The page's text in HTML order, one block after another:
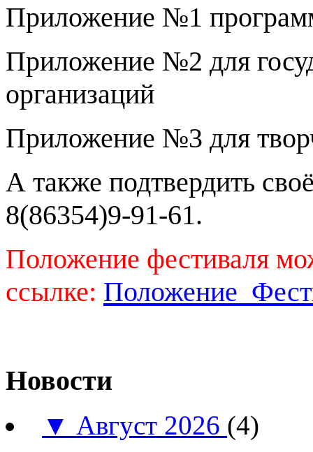
Приложение №1
Приложение №2 для
организаций
Приложение №3 для
А также подтвердить
8(86354)9-91-61.
Положение фестиваля
ссылке:
Новости
▼ Август 2026 (4)